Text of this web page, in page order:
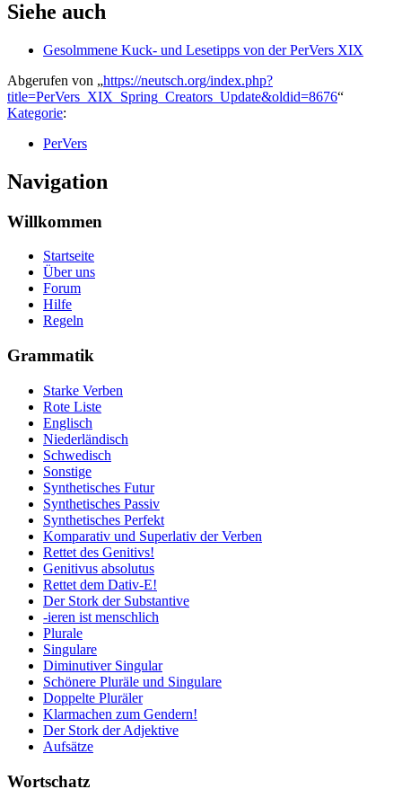
Siehe auch
Gesolmmene Kuck- und Lesetipps von der PerVers XIX
Abgerufen von „https://neutsch.org/index.php?
title=PerVers_XIX_Spring_Creators_Update&oldid=8676“
Kategorie:
PerVers
Navigation
Willkommen
Startseite
Über uns
Forum
Hilfe
Regeln
Grammatik
Starke Verben
Rote Liste
Englisch
Niederländisch
Schwedisch
Sonstige
Synthetisches Futur
Synthetisches Passiv
Synthetisches Perfekt
Komparativ und Superlativ der Verben
Rettet des Genitivs!
Genitivus absolutus
Rettet dem Dativ-E!
Der Stork der Substantive
-ieren ist menschlich
Plurale
Singulare
Diminutiver Singular
Schönere Pluräle und Singulare
Doppelte Pluräler
Klarmachen zum Gendern!
Der Stork der Adjektive
Aufsätze
Wortschatz